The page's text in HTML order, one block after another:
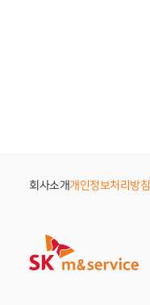
회사소개개인정보처리방침